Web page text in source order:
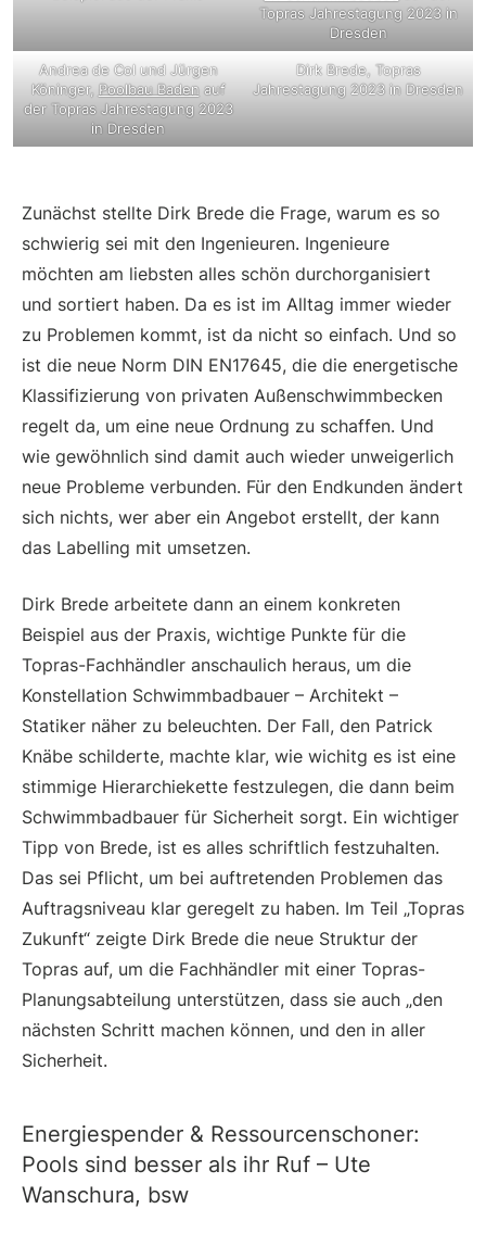
Topras Jahrestagung 2023 in
Dresden
Andrea de Col und Jürgen
Köninger, Poolbau Badenauf
der Topras Jahrestagung 2023
in Dresden
Dirk Brede, Topras
Jahrestagung 2023 in Dresden
Zunächst stellte Dirk Brede die Frage, warum es so
schwierig sei mit den Ingenieuren. Ingenieure
möchten am liebsten alles schön durchorganisiert
und sortiert haben. Da es ist im Alltag immer wieder
zu Problemen kommt, ist da nicht so einfach. Und so
ist die neue Norm DIN EN17645, die die energetische
Klassifizierung von privaten Außenschwimmbecken
regelt da, um eine neue Ordnung zu schaffen. Und
wie gewöhnlich sind damit auch wieder unweigerlich
neue Probleme verbunden. Für den Endkunden ändert
sich nichts, wer aber ein Angebot erstellt, der kann
das Labelling mit umsetzen.
Dirk Brede arbeitete dann an einem konkreten
Beispiel aus der Praxis, wichtige Punkte für die
Topras-Fachhändler anschaulich heraus, um die
Konstellation Schwimmbadbauer – Architekt –
Statiker näher zu beleuchten. Der Fall, den Patrick
Knäbe schilderte, machte klar, wie wichitg es ist eine
stimmige Hierarchiekette festzulegen, die dann beim
Schwimmbadbauer für Sicherheit sorgt. Ein wichtiger
Tipp von Brede, ist es alles schriftlich festzuhalten.
Das sei Pflicht, um bei auftretenden Problemen das
Auftragsniveau klar geregelt zu haben. Im Teil „Topras
Zukunft“ zeigte Dirk Brede die neue Struktur der
Topras auf, um die Fachhändler mit einer Topras-
Planungsabteilung unterstützen, dass sie auch „den
nächsten Schritt machen können, und den in aller
Sicherheit.
Energiespender & Ressourcenschoner:
Pools sind besser als ihr Ruf – Ute
Wanschura, bsw